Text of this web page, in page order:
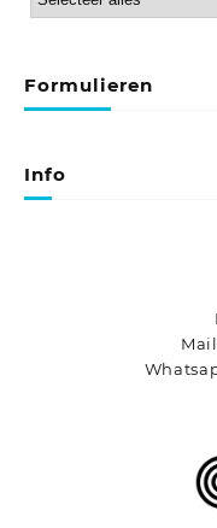
Formulieren
Info